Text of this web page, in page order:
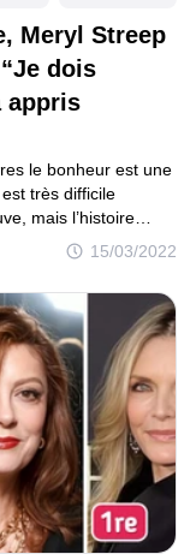
Meryl Streep
dois
appris
15/03/2022
le bonheur est une
très difficile
mais l’histoire
que notre force
obstacle, aussi